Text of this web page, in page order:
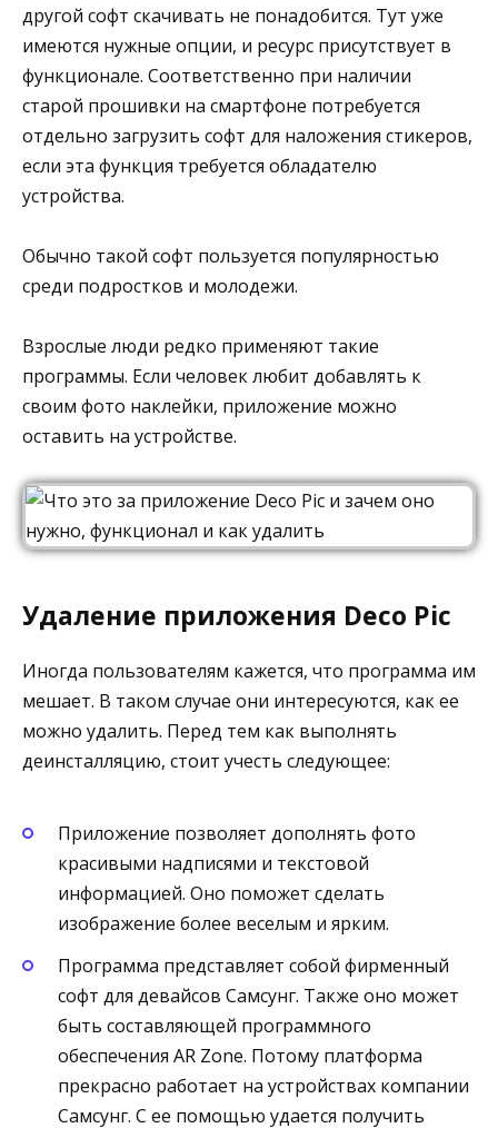
другой софт скачивать не понадобится. Тут уже
имеются нужные опции, и ресурс присутствует в
функционале. Соответственно при наличии
старой прошивки на смартфоне потребуется
отдельно загрузить софт для наложения стикеров,
если эта функция требуется обладателю
устройства.
Обычно такой софт пользуется популярностью
среди подростков и молодежи.
Взрослые люди редко применяют такие
программы. Если человек любит добавлять к
своим фото наклейки, приложение можно
оставить на устройстве.
Удаление приложения Deco Pic
Иногда пользователям кажется, что программа им
мешает. В таком случае они интересуются, как ее
можно удалить. Перед тем как выполнять
деинсталляцию, стоит учесть следующее:
Приложение позволяет дополнять фото
красивыми надписями и текстовой
информацией. Оно поможет сделать
изображение более веселым и ярким.
Программа представляет собой фирменный
софт для девайсов Самсунг. Также оно может
быть составляющей программного
обеспечения AR Zone. Потому платформа
прекрасно работает на устройствах компании
Самсунг. С ее помощью удается получить